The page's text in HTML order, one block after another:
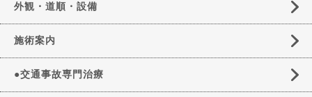
外観・道順・設備
施術案内
●交通事故専門治療